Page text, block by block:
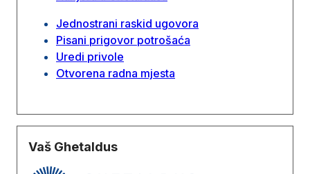
Jednostrani raskid ugovora
Pisani prigovor potrošaća
Uredi privole
Otvorena radna mjesta
Vaš Ghetaldus